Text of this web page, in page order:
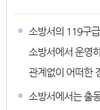
소방서의 119구
소방서에서 운영
관계없이 어떠한
소방서에서는 출